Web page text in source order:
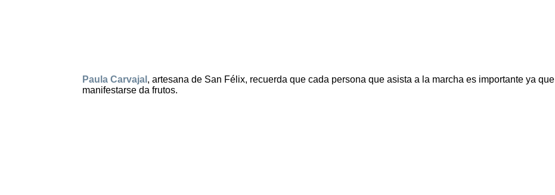
Paula Carvajal , artesana de San Félix, recuerda que cada persona que asista a la marcha es importante ya que
manifestarse da frutos.